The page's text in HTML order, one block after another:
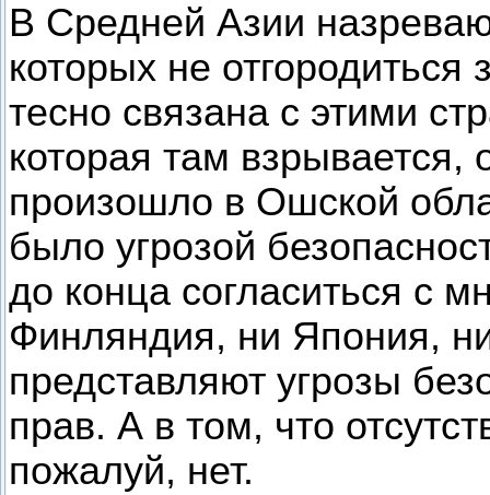
В Средней Азии
которых не
тесно связана с этими
которая там взрывается,
произошло в Ошской
было угрозой
до конца согласиться с
Финляндия, ни Япония,
представляют угрозы
прав. А в том, что
пожалуй, нет.